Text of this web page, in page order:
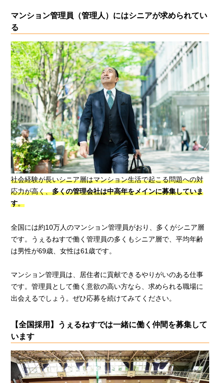
マンション管理員（管理人）にはシニアが求められてい
る
社会経験が長いシニア層はマンション生活で起こる問題への対
応力が高く、多くの管理会社は中高年をメインに募集していま
す。
全国には約10万人のマンション管理員がおり、多くがシニア層
です。うぇるねすで働く管理員の多くもシニア層で、平均年齢
は男性が69歳、女性は61歳です。
マンション管理員は、居住者に貢献できるやりがいのある仕事
です。管理員として働く意欲の高い方なら、求められる職場に
出会えるでしょう。ぜひ応募を続けてみてください。
【全国採用】うぇるねすでは一緒に働く仲間を募集して
います